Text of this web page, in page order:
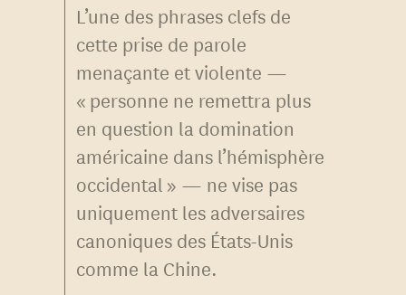
L’une des phrases clefs de
cette prise de parole
menaçante et violente —
« personne ne remettra plus
en question la domination
américaine dans l’hémisphère
occidental » — ne vise pas
uniquement les adversaires
canoniques des États-Unis
comme la Chine.